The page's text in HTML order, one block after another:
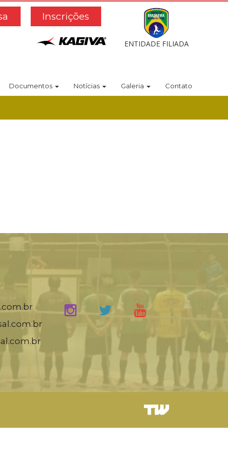
Inscrições
ENTIDADE FILIADA
Documentos Notícias Galeria Contato